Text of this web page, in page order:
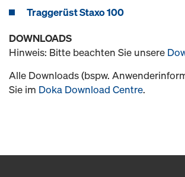
Traggerüst Staxo 100
DOWNLOADS
Hinweis: Bitte beachten Sie unsere
Alle Downloads (bspw.
Sie im Doka Download Centre.